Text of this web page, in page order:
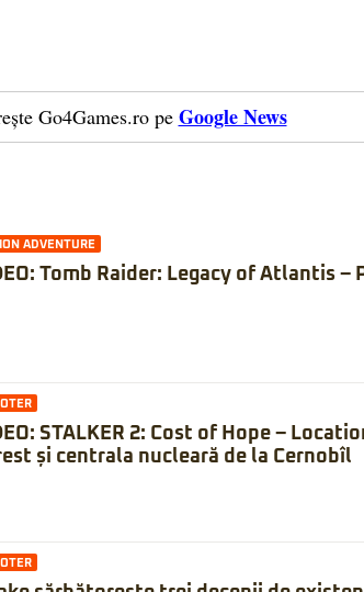
Go4Games.ro pe Google News
ADVENTURE
Tomb Raider: Legacy of Atlantis –
STALKER 2: Cost of Hope –
și centrala nucleară de la Cernobîl